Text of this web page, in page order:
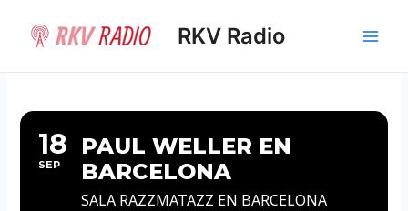
contenido
RKV Radio
18
SEP
PAUL WELLER EN
BARCELONA
SALA RAZZMATAZZ EN BARCELONA